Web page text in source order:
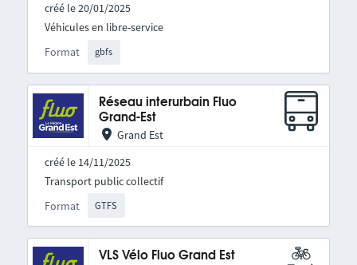
créé le 20/01/2025
Format gbfs
Véhicules en libre-service
Réseau interurbain Fluo
Grand-Est
Grand Est
créé le 14/11/2025
Format GTFS
Transport public collectif
VLS Vélo Fluo Grand Est